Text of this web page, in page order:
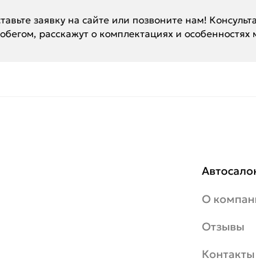
заявку на сайте или позвоните нам!
расскажут о комплектациях и
О
Отзывы
Контакты